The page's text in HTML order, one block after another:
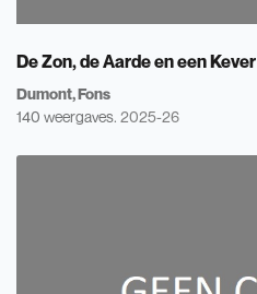
De Zon, de Aarde en een Kever
Dumont, Fons
140 weergaves. 2025-26